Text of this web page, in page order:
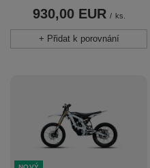
930,00 EUR / ks.
+ Přidat k porovnání